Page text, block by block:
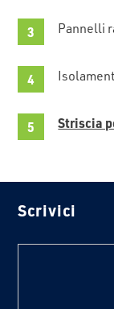
Pannelli
Striscia
Scrivici